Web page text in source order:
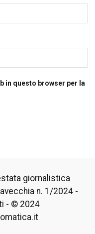
in questo browser per la
giornalistica
n. 1/2024 -
- © 2024